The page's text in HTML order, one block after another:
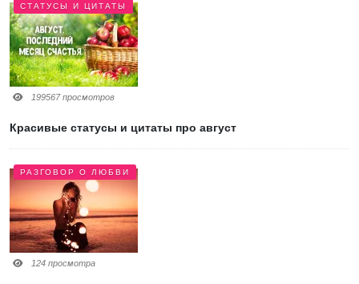
СТАТУСЫ И ЦИТАТЫ
199567 просмотров
Красивые статусы и цитаты про август
РАЗГОВОР О ЛЮБВИ
124 просмотра